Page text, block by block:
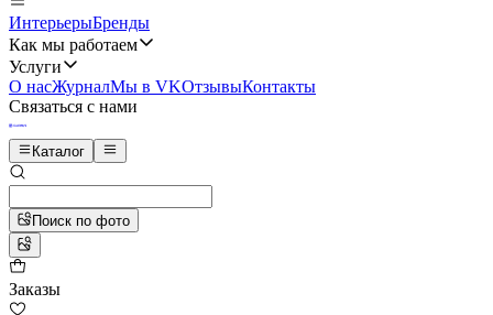
ИнтерьерыБренды
Как мы работаем
Услуги
О насЖурналМы в VKОтзывыКонтакты
Связаться с нами
Каталог
Поиск по фото
Заказы